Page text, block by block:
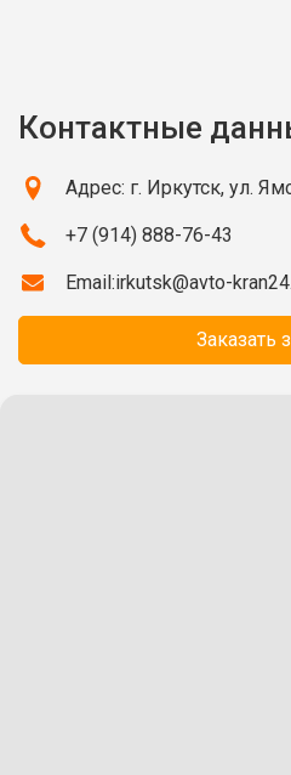
Контактные
Адрес: г. Иркутск, ул.
+7 (914) 888-76-43
Email:irkutsk@avto-
Заказать